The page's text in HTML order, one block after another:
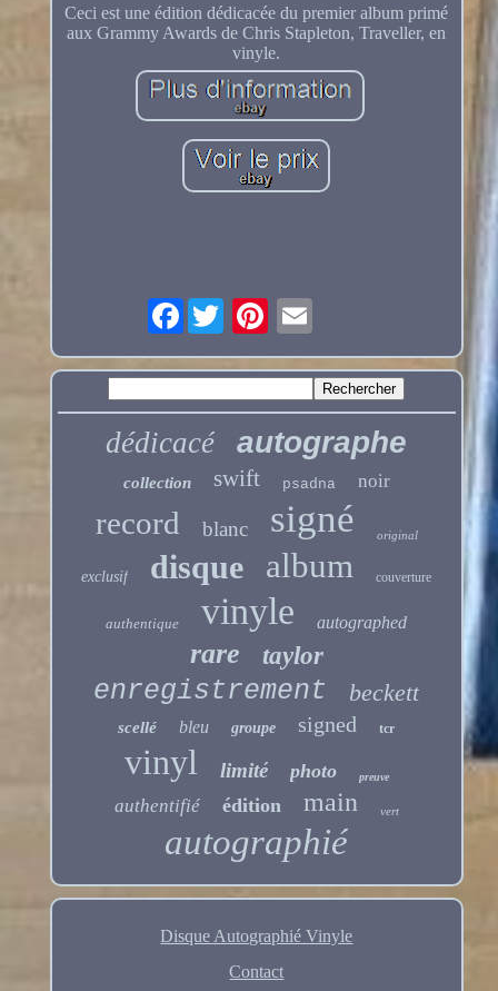
Ceci est une édition dédicacée du premier album primé
aux Grammy Awards de Chris Stapleton, Traveller, en
vinyle.
Facebook
dédicacé autographe
collection swift psadna noir
record blanc signé original
exclusif disque album couverture
authentique vinyle autographed
rare taylor
enregistrement beckett
scellé bleu groupe signed tcr
vinyl limité photo preuve
authentifié édition main vert
autographié
Disque Autographié Vinyle
Contact